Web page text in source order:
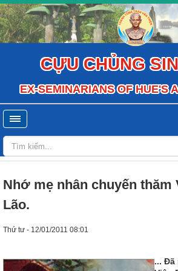
CỰU CHỦNG
EX-SEMINARIANS OF HUE'S
Nhớ mẹ nhân chuyến thăm
Lão.
Thứ tư - 12/01/2011 08:01
... Đã